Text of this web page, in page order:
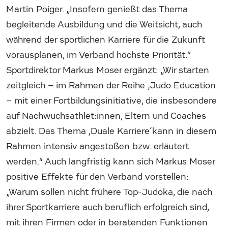
Martin Poiger. „Insofern genießt das Thema
begleitende Ausbildung und die Weitsicht, auch
während der sportlichen Karriere für die Zukunft
vorausplanen, im Verband höchste Priorität.“
Sportdirektor Markus Moser ergänzt: „Wir starten
zeitgleich – im Rahmen der Reihe ‚Judo Education
– mit einer Fortbildungsinitiative, die insbesondere
auf Nachwuchsathlet:innen, Eltern und Coaches
abzielt. Das Thema ,Duale Karriere´ kann in diesem
Rahmen intensiv angestoßen bzw. erläutert
werden.“ Auch langfristig kann sich Markus Moser
positive Effekte für den Verband vorstellen:
„Warum sollen nicht frühere Top-Judoka, die nach
ihrer Sportkarriere auch beruflich erfolgreich sind,
mit ihren Firmen oder in beratenden Funktionen